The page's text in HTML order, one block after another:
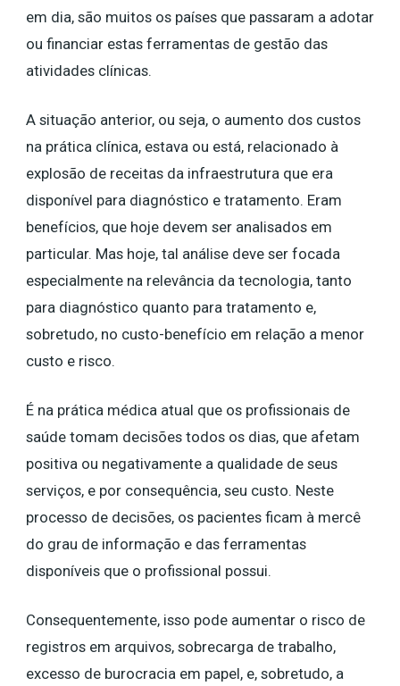
em dia, são muitos os países que passaram a adotar
ou financiar estas ferramentas de gestão das
atividades clínicas.
A situação anterior, ou seja, o aumento dos custos
na prática clínica, estava ou está, relacionado à
explosão de receitas da infraestrutura que era
disponível para diagnóstico e tratamento. Eram
benefícios, que hoje devem ser analisados ​​em
particular. Mas hoje, tal análise deve ser focada
especialmente na relevância da tecnologia, tanto
para diagnóstico quanto para tratamento e,
sobretudo, no custo-benefício em relação a menor
custo e risco.
É na prática médica atual que os profissionais de
saúde tomam decisões todos os dias, que afetam
positiva ou negativamente a qualidade de seus
serviços, e por consequência, seu custo. Neste
processo de decisões, os pacientes ficam à mercê
do grau de informação e das ferramentas
disponíveis que o profissional possui.
Consequentemente, isso pode aumentar o risco de
registros em arquivos, sobrecarga de trabalho,
excesso de burocracia em papel, e, sobretudo, a